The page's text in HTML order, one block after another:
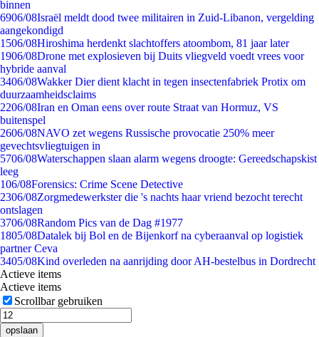
binnen
6906/08Israël meldt dood twee militairen in Zuid-Libanon, vergelding
aangekondigd
1506/08Hiroshima herdenkt slachtoffers atoombom, 81 jaar later
1906/08Drone met explosieven bij Duits vliegveld voedt vrees voor
hybride aanval
3406/08Wakker Dier dient klacht in tegen insectenfabriek Protix om
duurzaamheidsclaims
2206/08Iran en Oman eens over route Straat van Hormuz, VS
buitenspel
2606/08NAVO zet wegens Russische provocatie 250% meer
gevechtsvliegtuigen in
5706/08Waterschappen slaan alarm wegens droogte: Gereedschapskist
leeg
106/08Forensics: Crime Scene Detective
2306/08Zorgmedewerkster die 's nachts haar vriend bezocht terecht
ontslagen
3706/08Random Pics van de Dag #1977
1805/08Datalek bij Bol en de Bijenkorf na cyberaanval op logistiek
partner Ceva
3405/08Kind overleden na aanrijding door AH-bestelbus in Dordrecht
Actieve items
Actieve items
Scrollbar gebruiken
opslaan